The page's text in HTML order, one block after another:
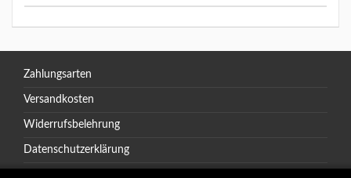
Zahlungsarten
Versandkosten
Widerrufsbelehrung
Datenschutzerklärung